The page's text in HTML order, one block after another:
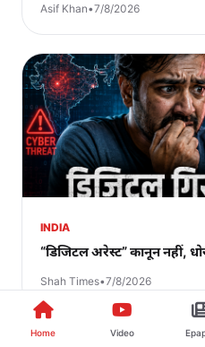
Asif Khan•7/8/2026
INDIA
“डिजिटल अरेस्ट” कानून नहीं,
Shah Times•7/8/2026
Home Video